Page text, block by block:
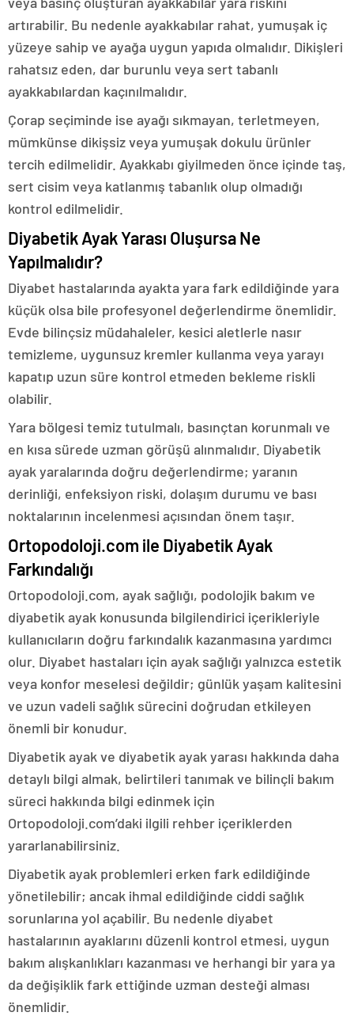
artırabilir. Bu nedenle ayakkabılar rahat, yumuşak iç
yüzeye sahip ve ayağa uygun yapıda olmalıdır. Dikişleri
rahatsız eden, dar burunlu veya sert tabanlı
ayakkabılardan kaçınılmalıdır.
Çorap seçiminde ise ayağı sıkmayan, terletmeyen,
mümkünse dikişsiz veya yumuşak dokulu ürünler
tercih edilmelidir. Ayakkabı giyilmeden önce içinde taş,
sert cisim veya katlanmış tabanlık olup olmadığı
kontrol edilmelidir.
Diyabetik Ayak Yarası Oluşursa Ne
Yapılmalıdır?
Diyabet hastalarında ayakta yara fark edildiğinde yara
küçük olsa bile profesyonel değerlendirme önemlidir.
Evde bilinçsiz müdahaleler, kesici aletlerle nasır
temizleme, uygunsuz kremler kullanma veya yarayı
kapatıp uzun süre kontrol etmeden bekleme riskli
olabilir.
Yara bölgesi temiz tutulmalı, basınçtan korunmalı ve
en kısa sürede uzman görüşü alınmalıdır. Diyabetik
ayak yaralarında doğru değerlendirme; yaranın
derinliği, enfeksiyon riski, dolaşım durumu ve bası
noktalarının incelenmesi açısından önem taşır.
Ortopodoloji.com ile Diyabetik Ayak
Farkındalığı
Ortopodoloji.com, ayak sağlığı, podolojik bakım ve
diyabetik ayak konusunda bilgilendirici içerikleriyle
kullanıcıların doğru farkındalık kazanmasına yardımcı
olur. Diyabet hastaları için ayak sağlığı yalnızca estetik
veya konfor meselesi değildir; günlük yaşam kalitesini
ve uzun vadeli sağlık sürecini doğrudan etkileyen
önemli bir konudur.
Diyabetik ayak ve diyabetik ayak yarası hakkında daha
detaylı bilgi almak, belirtileri tanımak ve bilinçli bakım
süreci hakkında bilgi edinmek için
Ortopodoloji.com’daki ilgili rehber içeriklerden
yararlanabilirsiniz.
Diyabetik ayak problemleri erken fark edildiğinde
yönetilebilir; ancak ihmal edildiğinde ciddi sağlık
sorunlarına yol açabilir. Bu nedenle diyabet
hastalarının ayaklarını düzenli kontrol etmesi, uygun
bakım alışkanlıkları kazanması ve herhangi bir yara ya
da değişiklik fark ettiğinde uzman desteği alması
önemlidir.